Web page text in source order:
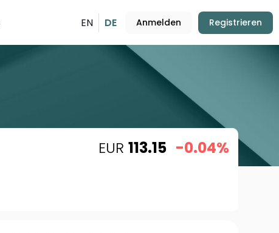
EN DE Anmelden Registrieren
EUR 113.15 -0.04%